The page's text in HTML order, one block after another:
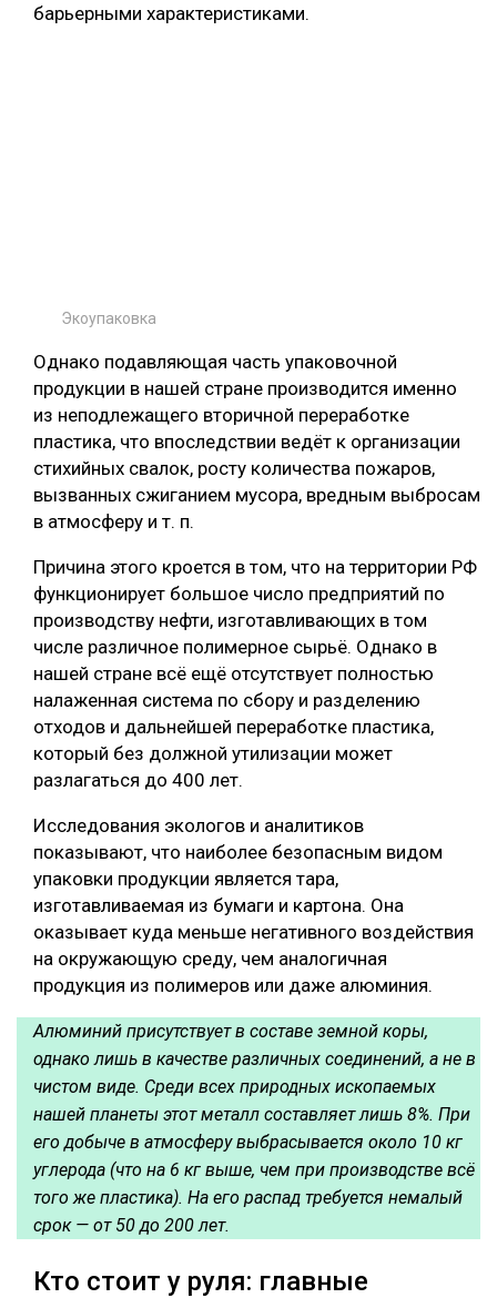
барьерными характеристиками.
Экоупаковка
Однако подавляющая часть упаковочной
продукции в нашей стране производится именно
из неподлежащего вторичной переработке
пластика, что впоследствии ведёт к организации
стихийных свалок, росту количества пожаров,
вызванных сжиганием мусора, вредным выбросам
в атмосферу и т. п.
Причина этого кроется в том, что на территории РФ
функционирует большое число предприятий по
производству нефти, изготавливающих в том
числе различное полимерное сырьё. Однако в
нашей стране всё ещё отсутствует полностью
налаженная система по сбору и разделению
отходов и дальнейшей переработке пластика,
который без должной утилизации может
разлагаться до 400 лет.
Исследования экологов и аналитиков
показывают, что наиболее безопасным видом
упаковки продукции является тара,
изготавливаемая из бумаги и картона. Она
оказывает куда меньше негативного воздействия
на окружающую среду, чем аналогичная
продукция из полимеров или даже алюминия.
Алюминий присутствует в составе земной коры,
однако лишь в качестве различных соединений, а не в
чистом виде. Среди всех природных ископаемых
нашей планеты этот металл составляет лишь 8%. При
его добыче в атмосферу выбрасывается около 10 кг
углерода (что на 6 кг выше, чем при производстве всё
того же пластика). На его распад требуется немалый
срок — от 50 до 200 лет.
Кто стоит у руля: главные